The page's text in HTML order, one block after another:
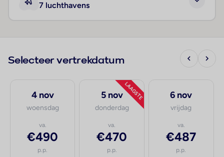
7 luchthavens
Selecteer vertrekdatum
4 nov
woensdag
va.
€490
p.p.
LAAGSTE
5 nov
donderdag
va.
€470
p.p.
6 nov
vrijdag
va.
€487
p.p.